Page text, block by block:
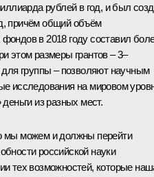
рублей в год, и был
причём общий объём
в 2018 году составил
этом размеры грантов – 3–
группы – позволяют научным
исследования на мировом
из разных мест.
мы можем и должны перейти
российской науки
тех возможностей, которые